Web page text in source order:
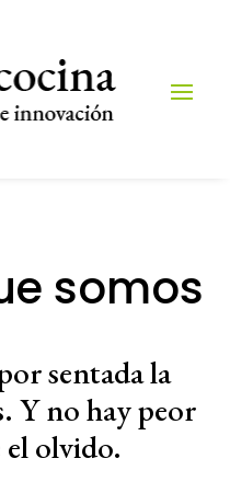
somos
sentada la
Y no hay peor
olvido.